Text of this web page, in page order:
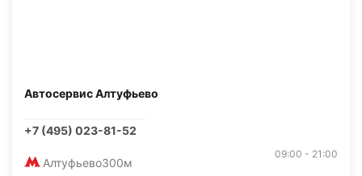
Автосервис Алтуфьево
+7 (495) 023-81-52
Алтуфьево300м
09:00 - 21:00